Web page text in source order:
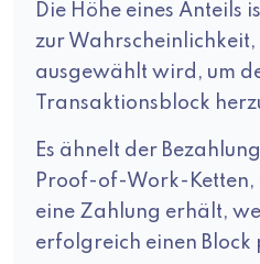
Die Höhe eines Anteils
zur Wahrscheinlichkeit,
ausgewählt wird, um
Transaktionsblock
Es ähnelt der
Proof-of-Work-
eine Zahlung erhält,
erfolgreich einen Block